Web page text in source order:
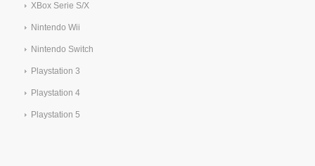
XBox Serie S/X
Nintendo Wii
Nintendo Switch
Playstation 3
Playstation 4
Playstation 5